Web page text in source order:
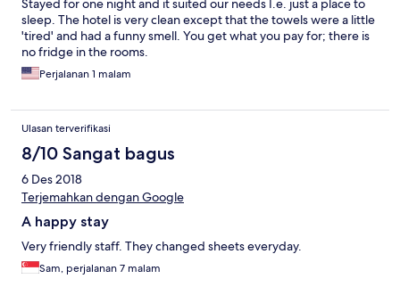
Stayed for one night and it suited our needs I.e. just a place to
sleep. The hotel is very clean except that the towels were a little
'tired' and had a funny smell. You get what you pay for; there is
no fridge in the rooms.
Perjalanan 1 malam
Ulasan terverifikasi
8/10 Sangat bagus
6 Des 2018
Terjemahkan dengan Google
A happy stay
Very friendly staff. They changed sheets everyday.
Sam, perjalanan 7 malam